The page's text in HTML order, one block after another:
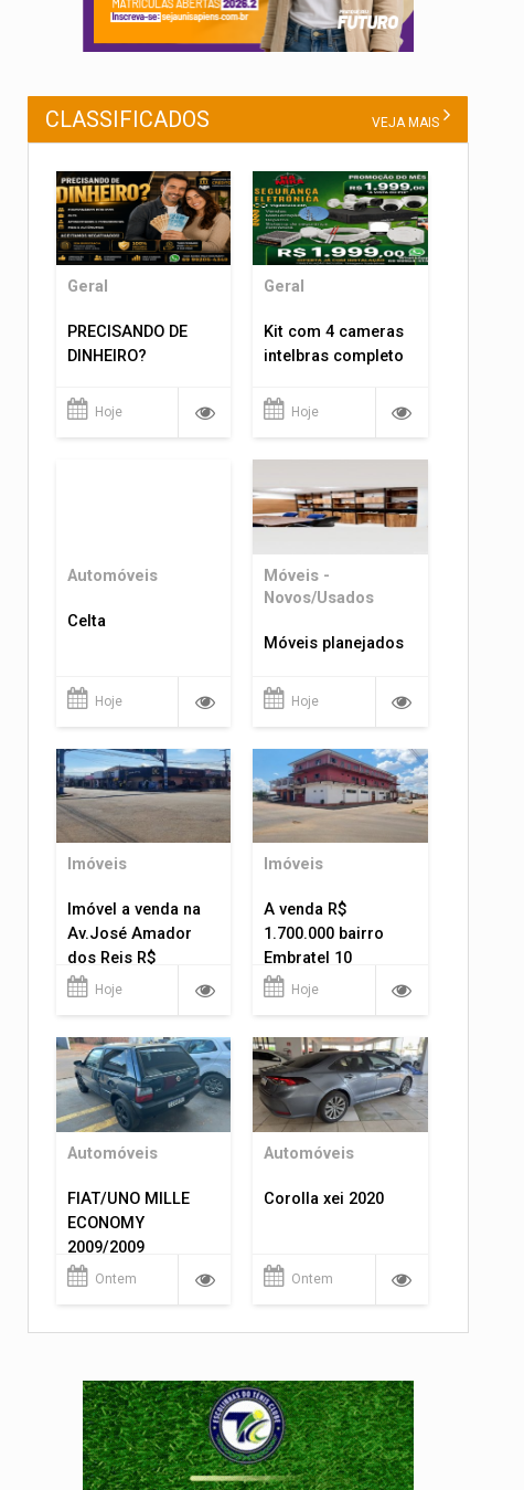
CLASSIFICADOS VEJA MAIS
Geral
PRECISANDO DE
DINHEIRO?
Hoje
Geral
Kit com 4 cameras
intelbras completo
Hoje
Automóveis
Celta
Hoje
Móveis -
Novos/Usados
Móveis planejados
Hoje
Imóveis
Imóvel a venda na
Av.José Amador
dos Reis R$
1.400.000
Hoje
Imóveis
A venda R$
1.700.000 bairro
Embratel 10
apartamentos!
Hoje
Automóveis
FIAT/UNO MILLE
ECONOMY
2009/2009
Ontem
Automóveis
Corolla xei 2020
Ontem